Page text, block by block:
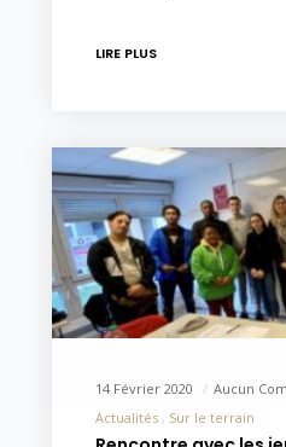
LIRE PLUS
14 Février 2020
Aucun
Actualités
Sur le terrain